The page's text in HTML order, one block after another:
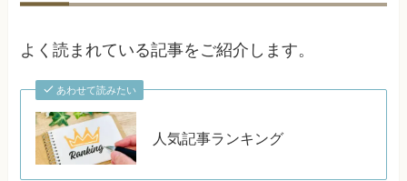
よく読まれている記事をご紹介します。
あわせて読みたい
人気記事ランキング